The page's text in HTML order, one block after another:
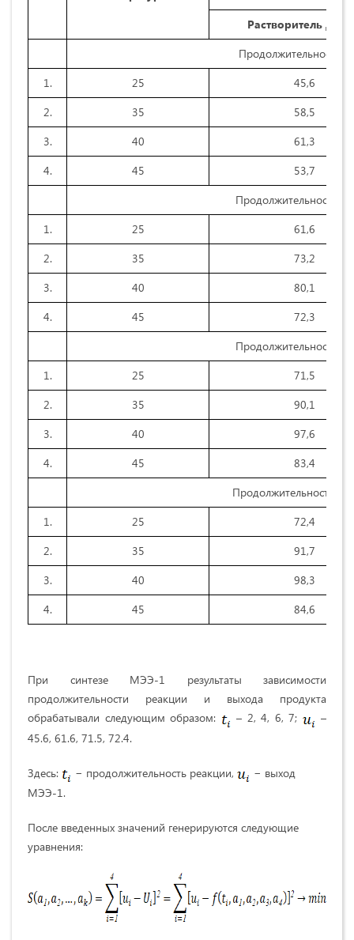
Растворитель
Продолжительность
1.
25
45,6
2.
35
58,5
3.
40
61,3
4.
45
53,7
Продолжительность
1.
25
61,6
2.
35
73,2
3.
40
80,1
4.
45
72,3
Продолжительность
1.
25
71,5
2.
35
90,1
3.
40
97,6
4.
45
83,4
Продолжительность
1.
25
72,4
2.
35
91,7
3.
40
98,3
4.
45 84,6
При синтезе МЭЭ-1 результаты зависимости
продолжительности реакции и выхода продукта
обрабатывали следующим образом:
– 2, 4, 6, 7;
–
45.6, 61.6, 71.5, 72.4.
Здесь: − продолжительность реакции,
− выход
MЭЭ-1.
После введенных значений генерируются следующие
уравнения: